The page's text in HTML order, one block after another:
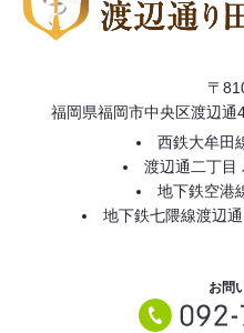
〒
福岡県福岡市中央区渡辺通
西鉄大牟田
渡辺通二丁目
地下鉄空港
地下鉄七隈線渡辺
お問